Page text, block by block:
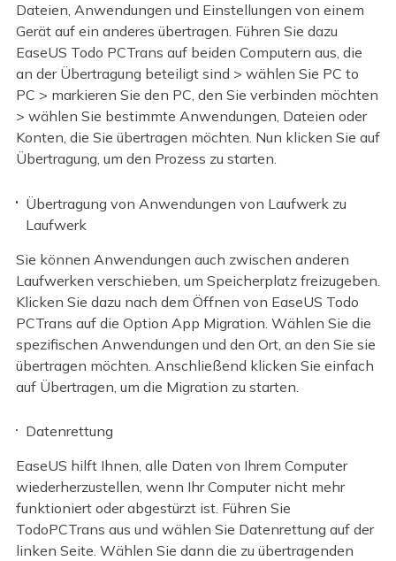
Dateien, Anwendungen und Einstellungen von einem
Gerät auf ein anderes übertragen. Führen Sie dazu
EaseUS Todo PCTrans auf beiden Computern aus, die
an der Übertragung beteiligt sind > wählen Sie PC to
PC > markieren Sie den PC, den Sie verbinden möchten
> wählen Sie bestimmte Anwendungen, Dateien oder
Konten, die Sie übertragen möchten. Nun klicken Sie auf
Übertragung, um den Prozess zu starten.
Übertragung von Anwendungen von Laufwerk zu
Laufwerk
Sie können Anwendungen auch zwischen anderen
Laufwerken verschieben, um Speicherplatz freizugeben.
Klicken Sie dazu nach dem Öffnen von EaseUS Todo
PCTrans auf die Option App Migration. Wählen Sie die
spezifischen Anwendungen und den Ort, an den Sie sie
übertragen möchten. Anschließend klicken Sie einfach
auf Übertragen, um die Migration zu starten.
Datenrettung
EaseUS hilft Ihnen, alle Daten von Ihrem Computer
wiederherzustellen, wenn Ihr Computer nicht mehr
funktioniert oder abgestürzt ist. Führen Sie
TodoPCTrans aus und wählen Sie Datenrettung auf der
linken Seite. Wählen Sie dann die zu übertragenden